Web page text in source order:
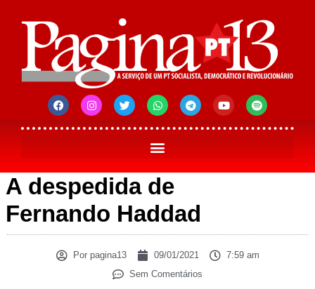
A despedida de
Fernando Haddad
Porpagina13 09/01/2021
7:59 am
Sem Comentários